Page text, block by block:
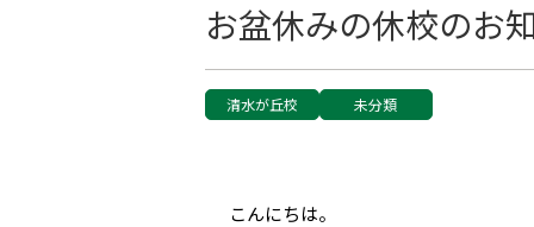
お盆休みの休校のお
清水が丘校 未分類
こんにちは。